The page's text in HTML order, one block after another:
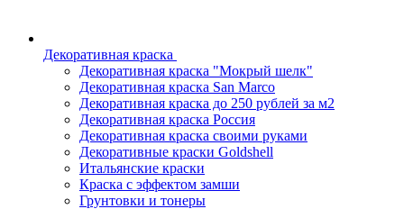
Декоративная краска
Декоративная краска "Мокрый шелк"
Декоративная краска San Marco
Декоративная краска до 250 рублей за м2
Декоративная краска Россия
Декоративная краска своими руками
Декоративные краски Goldshell
Итальянские краски
Краска с эффектом замши
Грунтовки и тонеры